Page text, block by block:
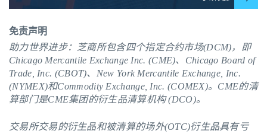
免责声明
助力世界进步：芝商所包含四个指定合约市场(DCM)，即
Chicago Mercantile Exchange Inc. (CME)、Chicago Board of
Trade, Inc. (CBOT)、New York Mercantile Exchange, Inc.
(NYMEX)和Commodity Exchange, Inc. (COMEX)。 CME的清
算部门是CME集团的衍生品清算机构 (DCO)。
交易所交易的衍生品和被清算的场外(OTC)衍生品具有亏